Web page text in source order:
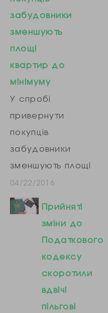
забудовники
зменшують
площі
квартир до
мінімуму
У спробі
привернути
покупців
забудовники
зменшують площі
квартир до
мінімуму. Ми
з’ясували, де
квартири в Києві.
купівельної
04/22/2016
Прийняті
зміни до
Податкового
кодексу
скоротили
вдвічі
пільгові